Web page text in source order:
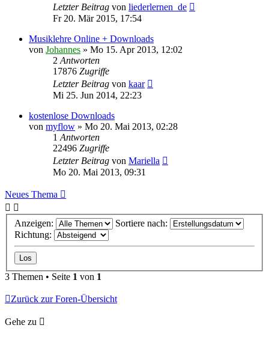
Letzter Beitrag von liederlernen_de
Fr 20. Mär 2015, 17:54
Musiklehre Online + Downloads
von Johannes » Mo 15. Apr 2013, 12:02
2 Antworten
17876 Zugriffe
Letzter Beitrag von kaar
Mi 25. Jun 2014, 22:23
kostenlose Downloads
von myflow » Mo 20. Mai 2013, 02:28
1 Antworten
22496 Zugriffe
Letzter Beitrag von Mariella
Mo 20. Mai 2013, 09:31
Neues Thema
Anzeigen:
Sortiere nach:
Richtung:
3 Themen • Seite 1 von 1
Zurück zur Foren-Übersicht
Gehe zu